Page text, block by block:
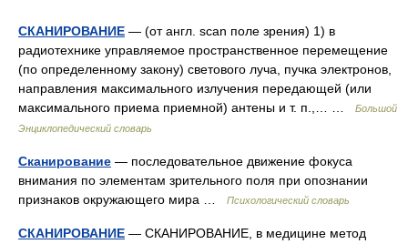
СКАНИРОВАНИЕ — (от англ. scan поле зрения) 1) в
радиотехнике управляемое пространственное перемещение
(по определенному закону) светового луча, пучка электронов,
направления максимального излучения передающей (или
максимального приема приемной) антены и т. п.,… …
Большой
Энциклопедический словарь
Сканирование — последовательное движение фокуса
внимания по элементам зрительного поля при опознании
признаков окружающего мира …
Психологический словарь
СКАНИРОВАНИЕ — СКАНИРОВАНИЕ, в медицине метод